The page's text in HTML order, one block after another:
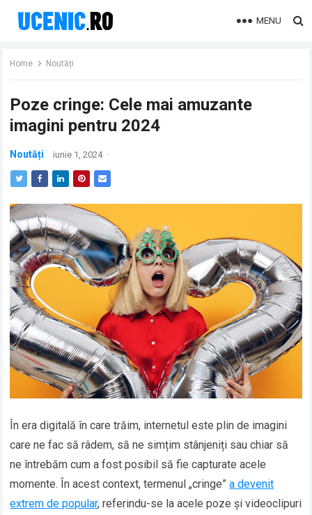
MENU
Home Noutăți
Poze cringe: Cele mai amuzante
imagini pentru 2024
Noutăți iunie 1, 2024 ·
În era digitală în care trăim, internetul este plin de imagini
care ne fac să râdem, să ne simțim stânjeniți sau chiar să
ne întrebăm cum a fost posibil să fie capturate acele
momente. În acest context, termenul „cringe”a devenit
extrem de popular, referindu-se la acele poze și videoclipuri